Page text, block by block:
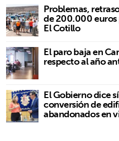
Problemas,
de 200.000 euros
El Cotillo
El paro baja en
respecto al año
El Gobierno dice
conversión de
abandonados en